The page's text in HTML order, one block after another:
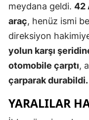
meydana geldi. 42
araç, henüz ismi
direksiyon
yolun karşı
otomobile çarptı,
çarparak durabildi.
YARALILAR